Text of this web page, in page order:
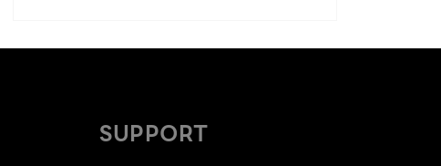
โค้งงอ ดอกมีก้านสั้นๆ กลีบเลี้ยง 3 กลีบ สีเขียว
SUPPORT